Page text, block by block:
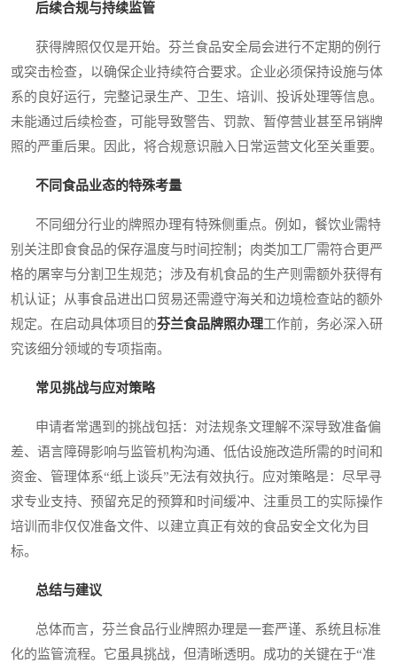
后续合规与持续监管
获得牌照仅仅是开始。芬兰食品安全局会进行不定期的例行
或突击检查，以确保企业持续符合要求。企业必须保持设施与体
系的良好运行，完整记录生产、卫生、培训、投诉处理等信息。
未能通过后续检查，可能导致警告、罚款、暂停营业甚至吊销牌
照的严重后果。因此，将合规意识融入日常运营文化至关重要。
不同食品业态的特殊考量
不同细分行业的牌照办理有特殊侧重点。例如，餐饮业需特
别关注即食食品的保存温度与时间控制；肉类加工厂需符合更严
格的屠宰与分割卫生规范；涉及有机食品的生产则需额外获得有
机认证；从事食品进出口贸易还需遵守海关和边境检查站的额外
规定。在启动具体项目的芬兰食品牌照办理工作前，务必深入研
究该细分领域的专项指南。
常见挑战与应对策略
申请者常遇到的挑战包括：对法规条文理解不深导致准备偏
差、语言障碍影响与监管机构沟通、低估设施改造所需的时间和
资金、管理体系“纸上谈兵”无法有效执行。应对策略是：尽早寻
求专业支持、预留充足的预算和时间缓冲、注重员工的实际操作
培训而非仅仅准备文件、以建立真正有效的食品安全文化为目
标。
总结与建议
总体而言，芬兰食品行业牌照办理是一套严谨、系统且标准
化的监管流程。它虽具挑战，但清晰透明。成功的关键在于“准